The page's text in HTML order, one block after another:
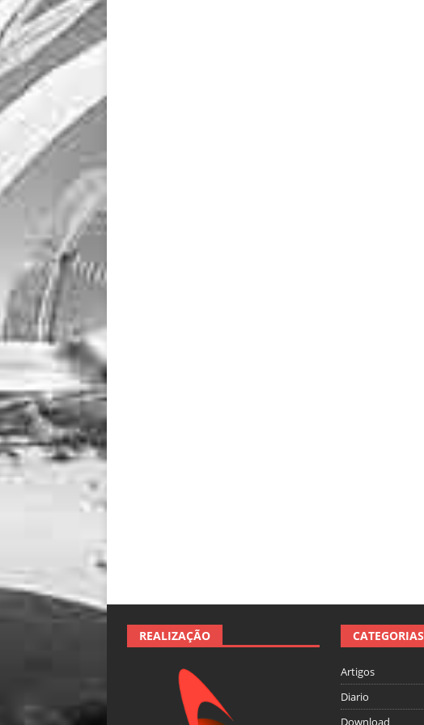
REALIZAÇÃO CATEGORIAS
Artigos
Diario
Download